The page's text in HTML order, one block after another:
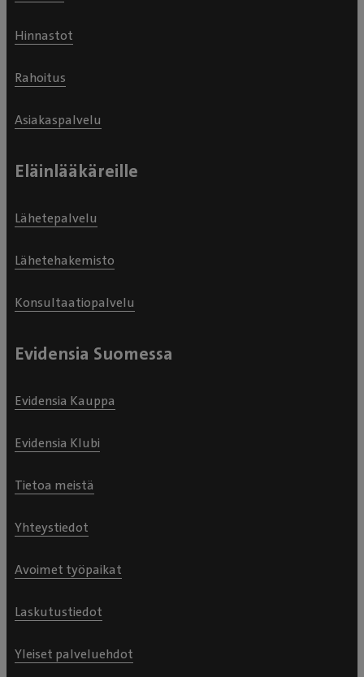
Hinnastot
Rahoitus
Asiakaspalvelu
Eläinlääkäreille
Lähetepalvelu
Lähetehakemisto
Konsultaatiopalvelu
Evidensia Suomessa
Evidensia Kauppa
Evidensia Klubi
Tietoa meistä
Yhteystiedot
Avoimet työpaikat
Laskutustiedot
Yleiset palveluehdot